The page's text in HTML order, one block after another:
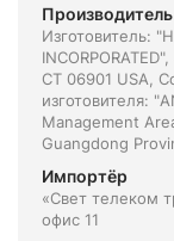
Производитель
Изготовитель:
CT 06901 USA,
изготовителя:
Management
Guangdong
Импортёр
«Свет телеком
офис 11